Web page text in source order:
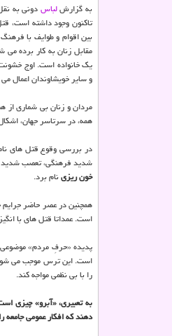
به گزارشلباسدونی به
تاکنون وجود داشته است،
بین اقوام و طوایف با
مقابل زنان به کار برده
یک خانواده است. اوج
و سایر خویشاوندان اعمال
مردان و زنان بی شماری از
همه، در سرتاسر جهان،
در بررسی وقوع قتل های
شدید فرهنگی، تعصب شدید و
خون ریزینام برد.
همچنین در عصر حاضر جرایم
است. عمداتا قتل های با
پدیده «حرفِ مردم» موضوعی
است. این ترس موجب می شود
را با بی نظمی مواجه کند.
به تعبیری، «آبرو» چیزی
دهند که افکار عمومی جامعه